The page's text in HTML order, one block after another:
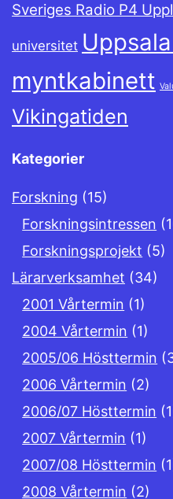
Sveriges Radio P4
universitet
myntkabinett
Vikingatiden
Kategorier
Forskning (15)
Forskningsintressen
Forskningsprojekt (5)
Lärarverksamhet (34)
2001 Vårtermin (1)
2004 Vårtermin (1)
2005/06 Hösttermin
2006 Vårtermin (2)
2006/07 Hösttermin
2007 Vårtermin (1)
2007/08 Hösttermin
2008 Vårtermin (2)